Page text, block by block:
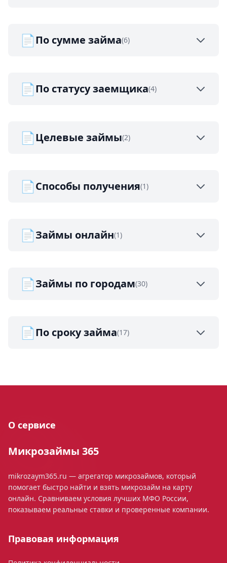
📄По сумме займа(6)
📄По статусу заемщика(4)
📄Целевые займы(2)
📄Способы получения(1)
📄Займы онлайн(1)
📄Займы по городам(30)
📄По сроку займа(17)
О сервисе
Микрозаймы 365
mikrozaym365.ru — агрегатор микрозаймов, который
помогает быстро найти и взять микрозайм на карту
онлайн. Сравниваем условия лучших МФО России,
показываем реальные ставки и проверенные компании.
Правовая информация